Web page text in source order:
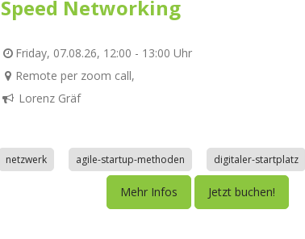
Speed Networking
Friday, 07.08.26, 12:00 - 13:00 Uhr
Remote per zoom call,
Lorenz Gräf
netzwerk agile-startup-methoden digitaler-startplatz
Mehr Infos Jetzt buchen!